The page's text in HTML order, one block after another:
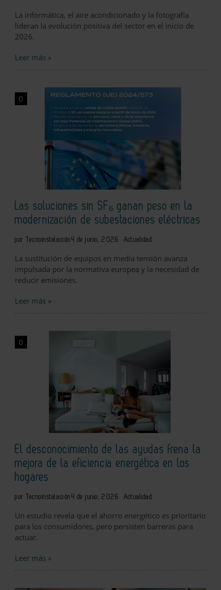
La informática, el aire acondicionado y la fotografía
lideran la evolución positiva del sector en el inicio de
2026.
Leer más »
0
Las soluciones sin SF₆ ganan peso en la
modernización de subestaciones eléctricas
por Tecnoinstalación 4 de junio, 2026 Actualidad
La sustitución de equipos en media tensión avanza
impulsada por la normativa europea y la necesidad de
reducir emisiones.
Leer más »
0
El desconocimiento de las ayudas frena la
mejora de la eficiencia energética en los
hogares
por Tecnoinstalación 4 de junio, 2026 Actualidad
Un estudio revela que el ahorro energético es prioritario
para los consumidores, pero persisten barreras para
actuar.
Leer más »